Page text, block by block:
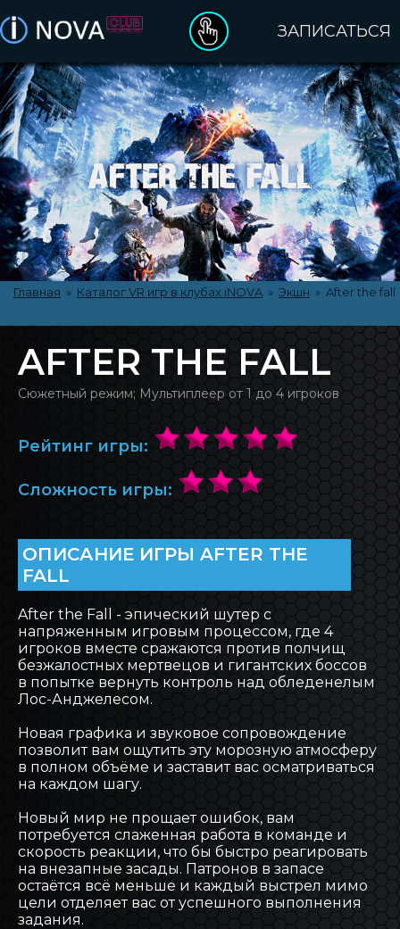
ДЕНЬ РОЖДЕНИЯ
ПОДАРОЧНЫЕ СЕРТИФИКАТЫ
ОПЛАТА ЗАКАЗА
ПРАВИЛА ПОСЕЩЕНИЯ
КАТАЛОГ VR ИГР
КЛУБЫ INOVA
БЛОГ INOVA
ОБРАТНАЯ СВЯЗЬ
ЗАПИСАТЬСЯ
AFTER THE FALL
Главная » Каталог VR игр в клубах iNOVA » Экшн » After the fall
Сюжетный режим; Мультиплеер от 1 до 4 игроков
Рейтинг игры:
Сложность игры:
ОПИСАНИЕ ИГРЫ AFTER THE
FALL
After the Fall - эпический шутер с
напряженным игровым процессом, где 4
игроков вместе сражаются против полчищ
безжалостных мертвецов и гигантских боссов
в попытке вернуть контроль над обледенелым
Лос-Анджелесом.
Новая графика и звуковое сопровождение
позволит вам ощутить эту морозную атмосферу
в полном объёме и заставит вас осматриваться
на каждом шагу.
Новый мир не прощает ошибок, вам
потребуется слаженная работа в команде и
скорость реакции, что бы быстро реагировать
на внезапные засады. Патронов в запасе
остаётся всё меньше и каждый выстрел мимо
цели отделяет вас от успешного выполнения
задания.